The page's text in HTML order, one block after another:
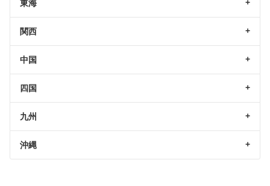
東海
関西
中国
四国
九州
沖縄